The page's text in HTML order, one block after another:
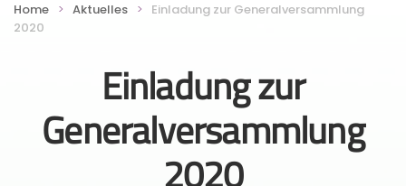
Home Aktuelles
Einladung zur Generalversammlung
2020
Einladung zur
Generalversammlung
2020